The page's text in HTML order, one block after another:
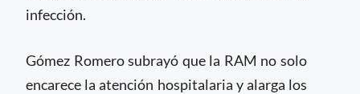
infección.
Gómez Romero subrayó que la RAM no solo
encarece la atención hospitalaria y alarga los